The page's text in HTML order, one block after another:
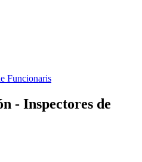
Funcionaris
- Inspectores de